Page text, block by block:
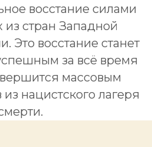
восстание силами
стран Западной
Это восстание станет
за всё время
массовым
нацистского лагеря